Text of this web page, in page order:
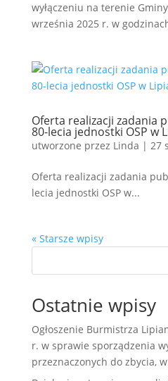
wyłączeniu na terenie
września 2025 r. w
Oferta realizacji zadania
80-lecia jednostki OSP w
utworzone przez Linda | 27
Oferta realizacji zadania
lecia jednostki OSP w...
« Starsze wpisy
Ostatnie wpisy
Ogłoszenie Burmistrza
r. w sprawie sporządzenia
przeznaczonych do zbycia,